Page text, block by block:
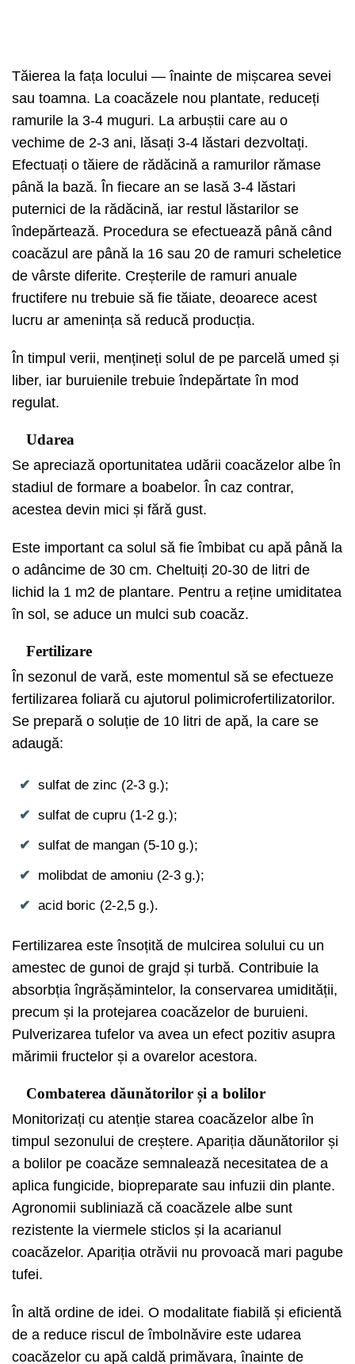
Tăierea la fața locului — înainte de mișcarea sevei
sau toamna. La coacăzele nou plantate, reduceți
ramurile la 3-4 muguri. La arbuștii care au o
vechime de 2-3 ani, lăsați 3-4 lăstari dezvoltați.
Efectuați o tăiere de rădăcină a ramurilor rămase
până la bază. În fiecare an se lasă 3-4 lăstari
puternici de la rădăcină, iar restul lăstarilor se
îndepărtează. Procedura se efectuează până când
coacăzul are până la 16 sau 20 de ramuri scheletice
de vârste diferite. Creșterile de ramuri anuale
fructifere nu trebuie să fie tăiate, deoarece acest
lucru ar amenința să reducă producția.
În timpul verii, mențineți solul de pe parcelă umed și
liber, iar buruienile trebuie îndepărtate în mod
regulat.
Udarea
Se apreciază oportunitatea udării coacăzelor albe în
stadiul de formare a boabelor. În caz contrar,
acestea devin mici și fără gust.
Este important ca solul să fie îmbibat cu apă până la
o adâncime de 30 cm. Cheltuiți 20-30 de litri de
lichid la 1 m2 de plantare. Pentru a reține umiditatea
în sol, se aduce un mulci sub coacăz.
Fertilizare
În sezonul de vară, este momentul să se efectueze
fertilizarea foliară cu ajutorul polimicrofertilizatorilor.
Se prepară o soluție de 10 litri de apă, la care se
adaugă:
sulfat de zinc (2-3 g.);
sulfat de cupru (1-2 g.);
sulfat de mangan (5-10 g.);
molibdat de amoniu (2-3 g.);
acid boric (2-2,5 g.).
Fertilizarea este însoțită de mulcirea solului cu un
amestec de gunoi de grajd și turbă. Contribuie la
absorbția îngrășămintelor, la conservarea umidității,
precum și la protejarea coacăzelor de buruieni.
Pulverizarea tufelor va avea un efect pozitiv asupra
mărimii fructelor și a ovarelor acestora.
Combaterea dăunătorilor și a bolilor
Monitorizați cu atenție starea coacăzelor albe în
timpul sezonului de creștere. Apariția dăunătorilor și
a bolilor pe coacăze semnalează necesitatea de a
aplica fungicide, biopreparate sau infuzii din plante.
Agronomii subliniază că coacăzele albe sunt
rezistente la viermele sticlos și la acarianul
coacăzelor. Apariția otrăvii nu provoacă mari pagube
tufei.
În altă ordine de idei. O modalitate fiabilă și eficientă
de a reduce riscul de îmbolnăvire este udarea
coacăzelor cu apă caldă primăvara, înainte de